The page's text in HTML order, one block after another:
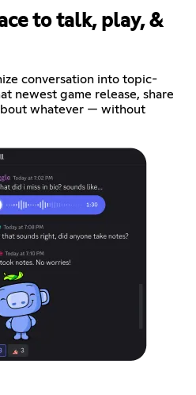
to talk, play, &
conversation into topic-
newest game release, share
whatever — without